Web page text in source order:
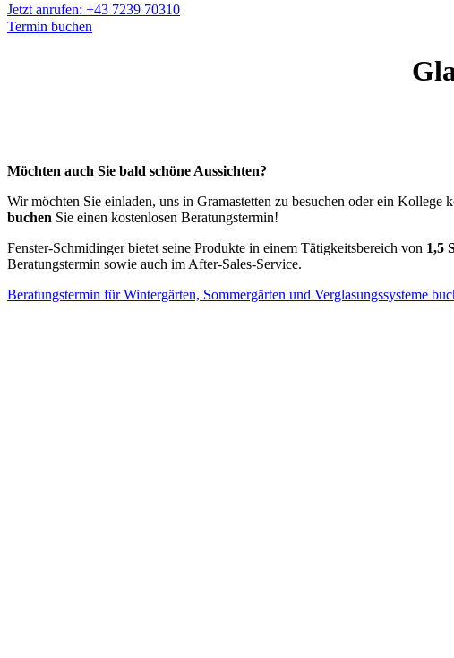
Jetzt anrufen: +43 7239 70310
Termin buchen
Möchten auch Sie bald schöne Aussichten?
Wir möchten Sie einladen, uns in Gramastetten zu besuchen oder ein
buchen Sie einen kostenlosen Beratungstermin!
Fenster-Schmidinger bietet seine Produkte in einem Tätigkeitsbereich von 1,5
Beratungstermin sowie auch im After-Sales-Service.
Beratungstermin für Wintergärten, Sommergärten und Verglasungssysteme